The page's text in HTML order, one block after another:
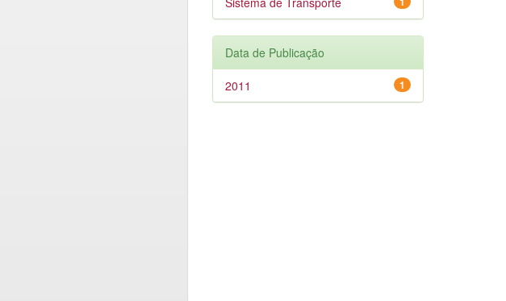
Data de Publicação
1
2011